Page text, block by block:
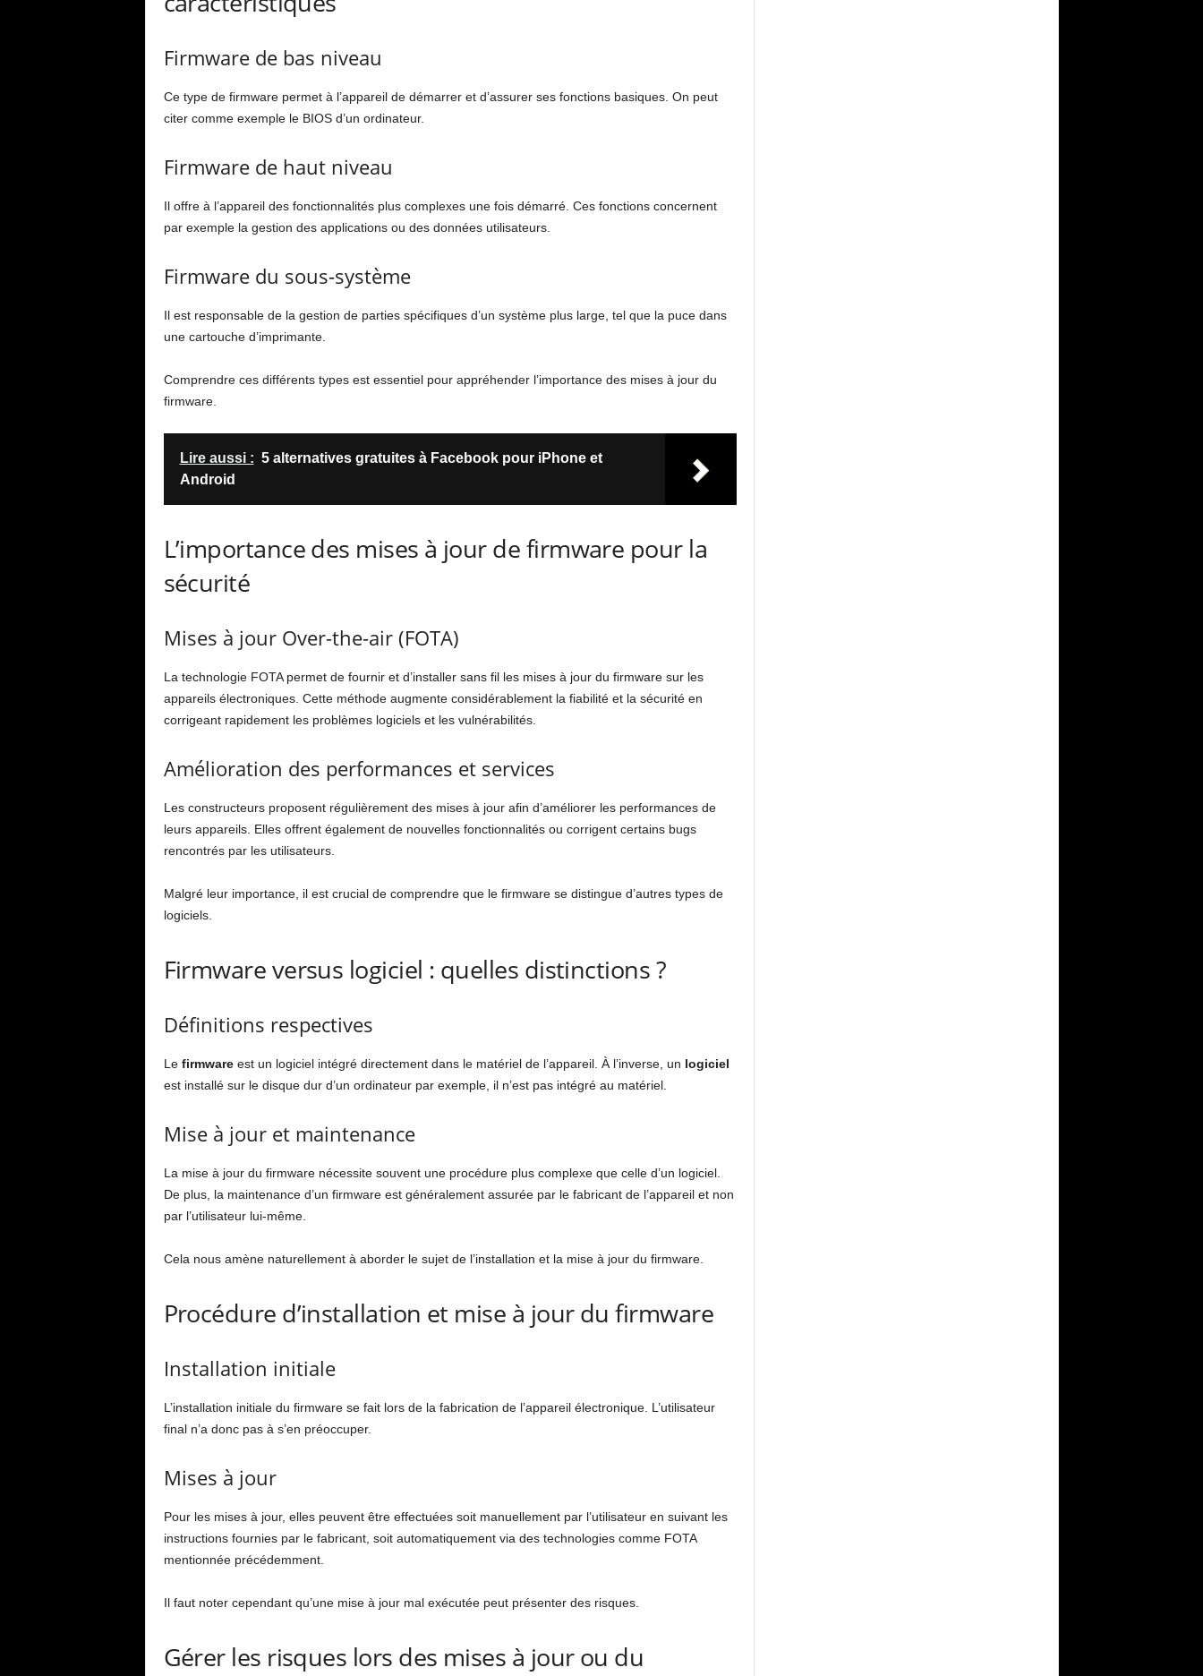
Firmware de bas niveau
Ce type de firmware permet à l’appareil de démarrer et d’assurer ses fonctions basiques. On peut
citer comme exemple le BIOS d’un ordinateur.
Firmware de haut niveau
Il offre à l’appareil des fonctionnalités plus complexes une fois démarré. Ces fonctions concernent
par exemple la gestion des applications ou des données utilisateurs.
Firmware du sous-système
Il est responsable de la gestion de parties spécifiques d’un système plus large, tel que la puce dans
une cartouche d’imprimante.
Comprendre ces différents types est essentiel pour appréhender l’importance des mises à jour du
firmware.
Lire aussi : 5 alternatives gratuites à Facebook pour iPhone et
Android
L’importance des mises à jour de firmware pour la
sécurité
Mises à jour Over-the-air (FOTA)
La technologie FOTA permet de fournir et d’installer sans fil les mises à jour du firmware sur les
appareils électroniques. Cette méthode augmente considérablement la fiabilité et la sécurité en
corrigeant rapidement les problèmes logiciels et les vulnérabilités.
Amélioration des performances et services
Les constructeurs proposent régulièrement des mises à jour afin d’améliorer les performances de
leurs appareils. Elles offrent également de nouvelles fonctionnalités ou corrigent certains bugs
rencontrés par les utilisateurs.
Malgré leur importance, il est crucial de comprendre que le firmware se distingue d’autres types de
logiciels.
Firmware versus logiciel : quelles distinctions ?
Définitions respectives
Le firmwareest un logiciel intégré directement dans le matériel de l’appareil. À l’inverse, un logiciel
est installé sur le disque dur d’un ordinateur par exemple, il n’est pas intégré au matériel.
Mise à jour et maintenance
La mise à jour du firmware nécessite souvent une procédure plus complexe que celle d’un logiciel.
De plus, la maintenance d’un firmware est généralement assurée par le fabricant de l’appareil et non
par l’utilisateur lui-même.
Cela nous amène naturellement à aborder le sujet de l’installation et la mise à jour du firmware.
Procédure d’installation et mise à jour du firmware
Installation initiale
L’installation initiale du firmware se fait lors de la fabrication de l’appareil électronique. L’utilisateur
final n’a donc pas à s’en préoccuper.
Mises à jour
Pour les mises à jour, elles peuvent être effectuées soit manuellement par l’utilisateur en suivant les
instructions fournies par le fabricant, soit automatiquement via des technologies comme FOTA
mentionnée précédemment.
Il faut noter cependant qu’une mise à jour mal exécutée peut présenter des risques.
Gérer les risques lors des mises à jour ou du